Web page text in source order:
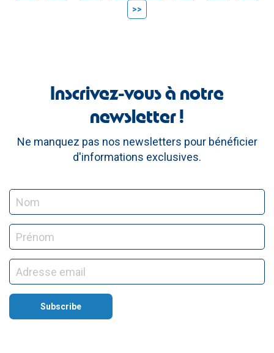
>>
Inscrivez-vous à notre
newsletter !
Ne manquez pas nos newsletters pour bénéficier
d'informations exclusives.